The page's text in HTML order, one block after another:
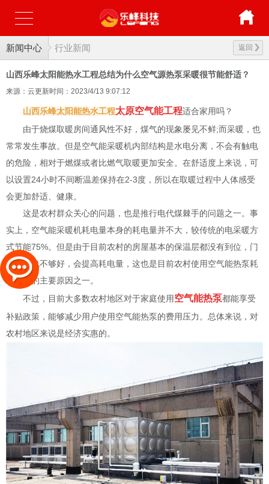
新闻中心 返回
行业新闻
山西乐峰太阳能热水工程总结为什么空气源热泵采暖很节能舒适？
来源：云更新时间：2023/4/13 9:07:12
山西乐峰太阳能热水工程太原空气能工程适合家用吗？
由于烧煤取暖房间通风性不好，煤气的现象屡见不鲜;而采暖，也
常常发生事故。但是空气能采暖机内部结构是水电分离，不会有触电
的危险，相对于燃煤或者比燃气取暖更加安全。在舒适度上来说，可
以设置24小时不间断温差保持在2-3度，所以在取暖过程中人体感受
会更加舒适、健康。
这是农村群众关心的问题，也是推行电代煤棘手的问题之一。事
实上，空气能采暖机耗电量本身的耗电量并不大，较传统的电采暖方
式节能75%。但是由于目前农村的房屋基本的保温层都没有到位，门
窗保温也不够好，会提高耗电量，这也是目前农村使用空气能热泵耗
电量大的主要原因之一。
不过，目前大多数农村地区对于家庭使用空气能热泵都能享受
补贴政策，能够减少用户使用空气能热泵的费用压力。总体来说，对
农村地区来说是经济实惠的。